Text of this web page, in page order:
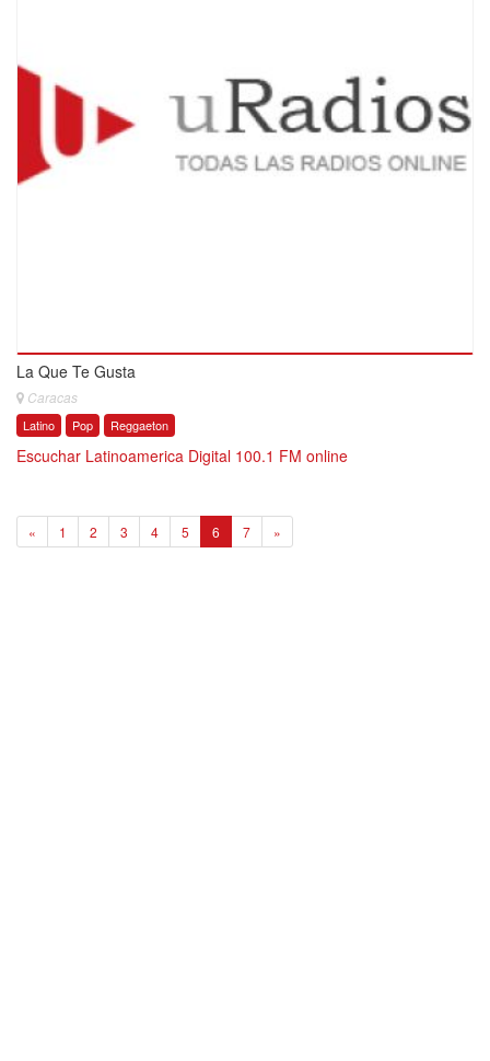
La Que Te Gusta
Caracas
Latino Pop Reggaeton
Escuchar Latinoamerica Digital 100.1 FM online
« 1 2 3 4 5 6 7 »